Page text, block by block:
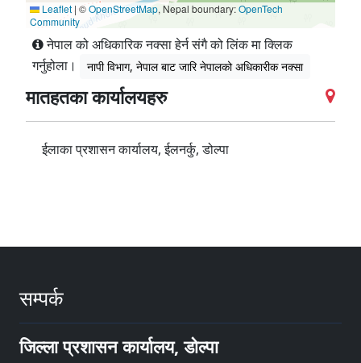
Leaflet |©OpenStreetMap, Nepal boundary:OpenTech
Community
नेपाल को अधिकारिक नक्सा हेर्न संगै को लिंक मा क्लिक
गर्नुहोला।
नापी विभाग, नेपाल बाट जारि नेपालको अधिकारीक नक्सा
मातहतका कार्यालयहरु
ईलाका प्रशासन कार्यालय, ईलनर्कु, डोल्पा
सम्पर्क
जिल्ला प्रशासन कार्यालय, डोल्पा